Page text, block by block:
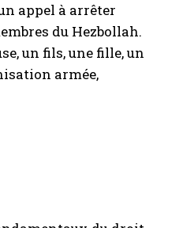
appel à arrêter
du Hezbollah.
un fils, une fille, un
armée,